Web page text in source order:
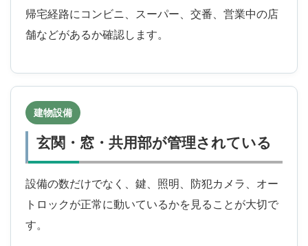
帰宅経路にコンビニ、スーパー、交番、営業中の店
舗などがあるか確認します。
建物設備
玄関・窓・共用部が管理されている
設備の数だけでなく、鍵、照明、防犯カメラ、オー
トロックが正常に動いているかを見ることが大切で
す。